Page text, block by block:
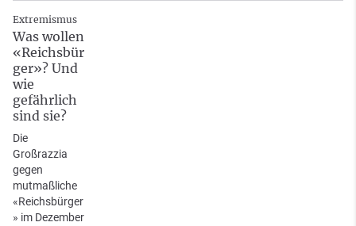
Extremismus
Was wollen
«Reichsbür
ger»? Und
wie
gefährlich
sind sie?
Die
Großrazzia
gegen
mutmaßliche
«Reichsbürger
» im Dezember